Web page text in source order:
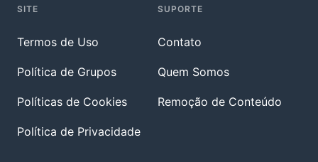
SITE
Termos de Uso
Política de Grupos
Políticas de Cookies
Política de Privacidade
SUPORTE
Contato
Quem Somos
Remoção de Conteúdo